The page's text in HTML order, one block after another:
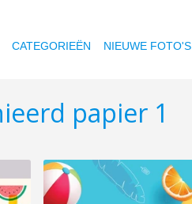
CATEGORIEËN NIEUWE FOTO'S
papier 1